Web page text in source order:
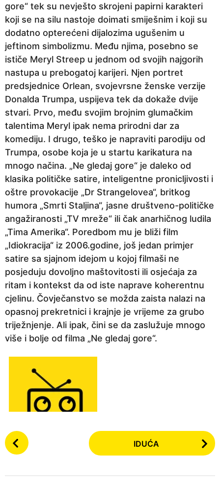
gore“ tek su nevješto skrojeni papirni karakteri
koji se na silu nastoje doimati smiješnim i koji su
dodatno opterećeni dijalozima ugušenim u
jeftinom simbolizmu. Među njima, posebno se
ističe Meryl Streep u jednom od svojih najgorih
nastupa u prebogatoj karijeri. Njen portret
predsjednice Orlean, svojevrsne ženske verzije
Donalda Trumpa, uspijeva tek da dokaže dvije
stvari. Prvo, među svojim brojnim glumačkim
talentima Meryl ipak nema prirodni dar za
komediju. I drugo, teško je napraviti parodiju od
Trumpa, osobe koja je u startu karikatura na
mnogo načina. „Ne gledaj gore“ je daleko od
klasika političke satire, inteligentne pronicljivosti i
oštre provokacije „Dr Strangelovea“, britkog
humora „Smrti Staljina“, jasne društveno-političke
angažiranosti „TV mreže“ ili čak anarhičnog ludila
„Tima Amerika“. Poredbom mu je bliži film
„Idiokracija“ iz 2006.godine, još jedan primjer
satire sa sjajnom idejom u kojoj filmaši ne
posjeduju dovoljno maštovitosti ili osjećaja za
ritam i kontekst da od iste naprave koherentnu
cjelinu. Čovječanstvo se možda zaista nalazi na
opasnoj prekretnici i krajnje je vrijeme za grubo
triježnjenje. Ali ipak, čini se da zaslužuje mnogo
više i bolje od filma „Ne gledaj gore“.
P
o
IDUĆA